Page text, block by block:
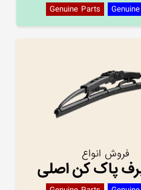
Genuine Parts
فروش انواع
پاک کن اصلی